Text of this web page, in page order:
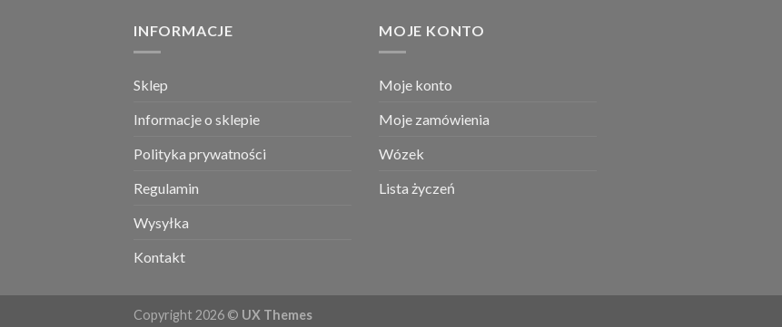
INFORMACJE
Sklep
Informacje o sklepie
Polityka prywatności
Regulamin
Wysyłka
Kontakt
MOJE KONTO
Moje konto
Moje zamówienia
Wózek
Lista życzeń
Copyright 2026 © UX Themes